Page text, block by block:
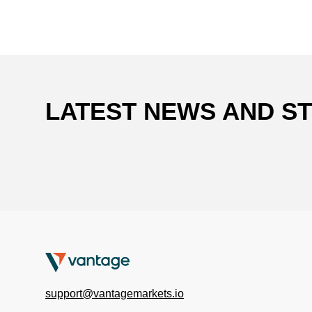
LATEST NEWS AND
support@vantagemarkets.io